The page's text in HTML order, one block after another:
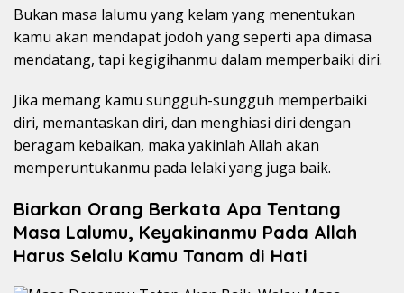
Bukan masa lalumu yang kelam yang menentukan
kamu akan mendapat jodoh yang seperti apa dimasa
mendatang, tapi kegigihanmu dalam memperbaiki diri.
Jika memang kamu sungguh-sungguh memperbaiki
diri, memantaskan diri, dan menghiasi diri dengan
beragam kebaikan, maka yakinlah Allah akan
memperuntukanmu pada lelaki yang juga baik.
Biarkan Orang Berkata Apa Tentang
Masa Lalumu, Keyakinanmu Pada Allah
Harus Selalu Kamu Tanam di Hati